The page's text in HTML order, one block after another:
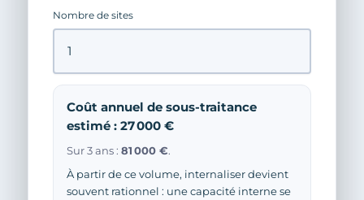
Nombre de sites
Coût annuel de sous-traitance
estimé : 27 000 €
Sur 3 ans : 81 000 €.
À partir de ce volume, internaliser devient
souvent rationnel : une capacité interne se